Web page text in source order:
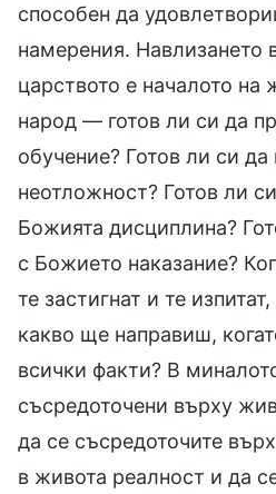
способен да
намерения. Навлизането
царството е началото на
народ — готов ли си да
обучение? Готов ли си
неотложност? Готов ли
Божията дисциплина?
с Божието наказание?
те застигнат и те
какво ще направиш,
всички факти? В
съсредоточени върху
да се съсредоточите
в живота реалност и да